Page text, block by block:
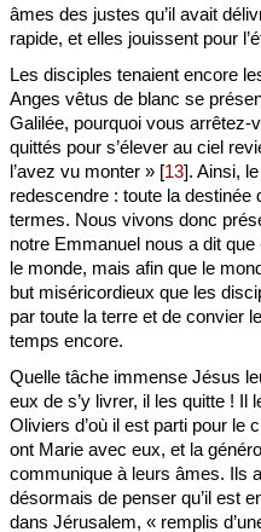
âmes des justes qu’il avait
rapide, et elles jouissent pour
Les disciples tenaient encore
Anges vêtus de blanc se
Galilée, pourquoi vous
quittés pour s’élever au ciel
l’avez vu monter » [13]. Ainsi,
redescendre : toute la destinée
termes. Nous vivons donc
notre Emmanuel nous a dit que
le monde, mais afin que le
but miséricordieux que les
par toute la terre et de convier
temps encore.
Quelle tâche immense Jésus
eux de s’y livrer, il les quitte !
Oliviers d’où il est parti pour le
ont Marie avec eux, et la
communique à leurs âmes. Ils
désormais de penser qu’il est
dans Jérusalem, « remplis